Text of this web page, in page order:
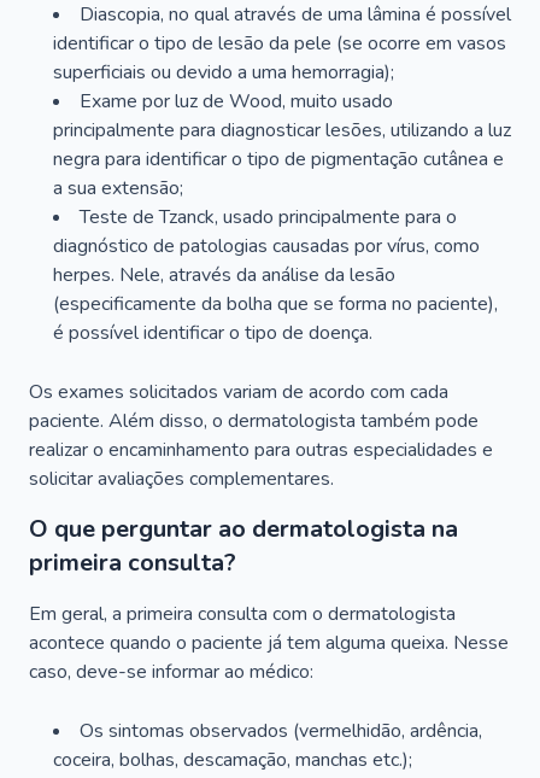
Diascopia, no qual através de uma lâmina é possível
identificar o tipo de lesão da pele (se ocorre em vasos
superficiais ou devido a uma hemorragia);
Exame por luz de Wood, muito usado
principalmente para diagnosticar lesões, utilizando a luz
negra para identificar o tipo de pigmentação cutânea e
a sua extensão;
Teste de Tzanck, usado principalmente para o
diagnóstico de patologias causadas por vírus, como
herpes. Nele, através da análise da lesão
(especificamente da bolha que se forma no paciente),
é possível identificar o tipo de doença.
Os exames solicitados variam de acordo com cada
paciente. Além disso, o dermatologista também pode
realizar o encaminhamento para outras especialidades e
solicitar avaliações complementares.
O que perguntar ao dermatologista na
primeira consulta?
Em geral, a primeira consulta com o dermatologista
acontece quando o paciente já tem alguma queixa. Nesse
caso, deve-se informar ao médico:
Os sintomas observados (vermelhidão, ardência,
coceira, bolhas, descamação, manchas etc.);